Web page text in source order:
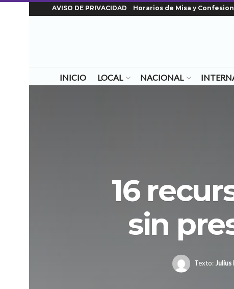
AVISO DE PRIVACIDAD Horarios de Misa y
INICIO LOCAL NACIONAL
16
sin
Texto: Julius